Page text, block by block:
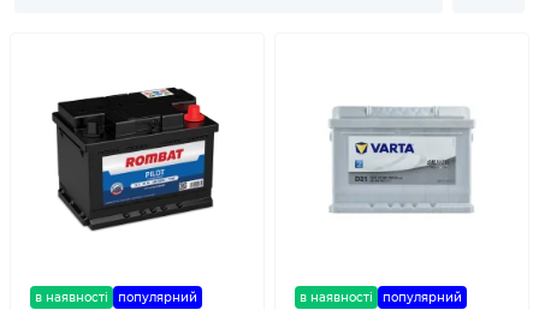
в наявності популярний в наявності популярний